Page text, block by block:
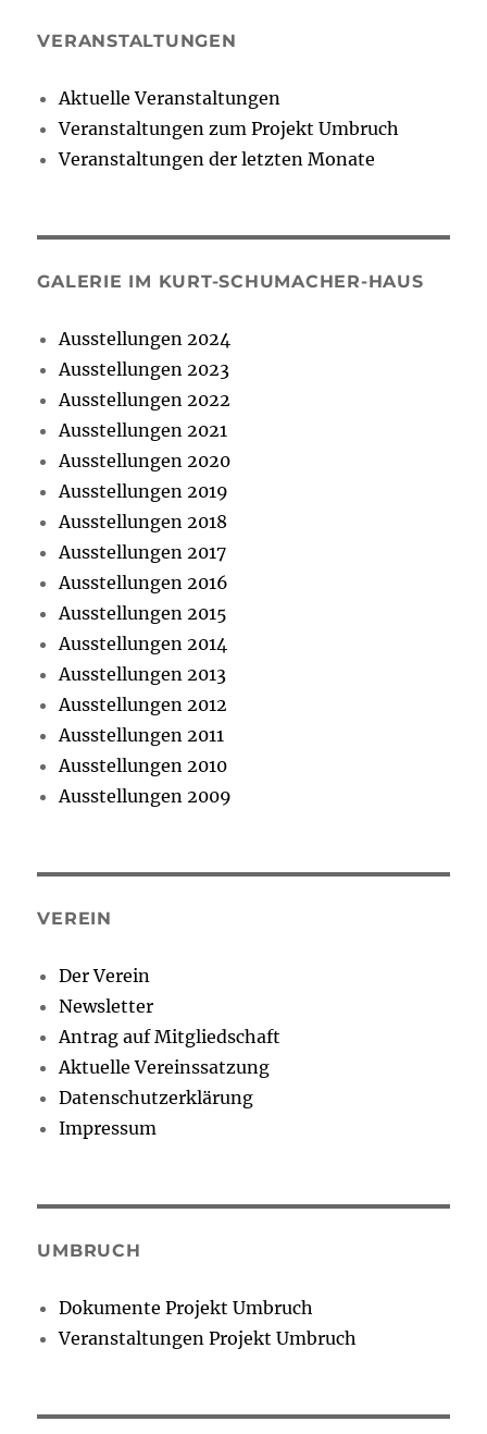
VERANSTALTUNGEN
Aktuelle Veranstaltungen
Veranstaltungen zum Projekt Umbruch
Veranstaltungen der letzten Monate
GALERIE IM KURT-SCHUMACHER-HAUS
Ausstellungen 2024
Ausstellungen 2023
Ausstellungen 2022
Ausstellungen 2021
Ausstellungen 2020
Ausstellungen 2019
Ausstellungen 2018
Ausstellungen 2017
Ausstellungen 2016
Ausstellungen 2015
Ausstellungen 2014
Ausstellungen 2013
Ausstellungen 2012
Ausstellungen 2011
Ausstellungen 2010
Ausstellungen 2009
VEREIN
Der Verein
Newsletter
Antrag auf Mitgliedschaft
Aktuelle Vereinssatzung
Datenschutzerklärung
Impressum
UMBRUCH
Dokumente Projekt Umbruch
Veranstaltungen Projekt Umbruch